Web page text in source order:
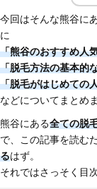
今回はそんな熊谷に
に
「熊谷のおすすめ人
「脱毛方法の基本的
「脱毛がはじめての
などについてまとめ
熊谷にある全ての脱
で、この記事を読む
るはず。
それではさっそく目